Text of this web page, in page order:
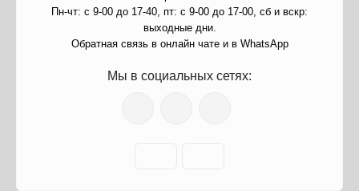
Пн-чт: с 9-00 до 17-40, пт: с 9-00 до 17-00, сб и вскр:
выходные дни.
Обратная связь в онлайн чате и в WhatsApp
Мы в социальных сетях: